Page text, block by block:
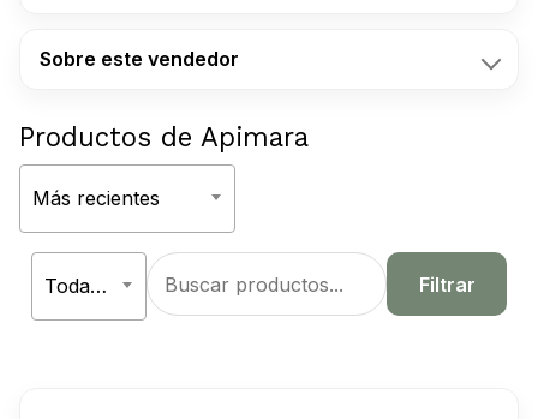
Sobre este vendedor
Productos de Apimara
por
Más recientes
Aplicar
Todas las categorías Filtrar